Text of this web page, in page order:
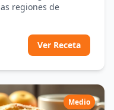
regiones de
Ver Receta
Medio